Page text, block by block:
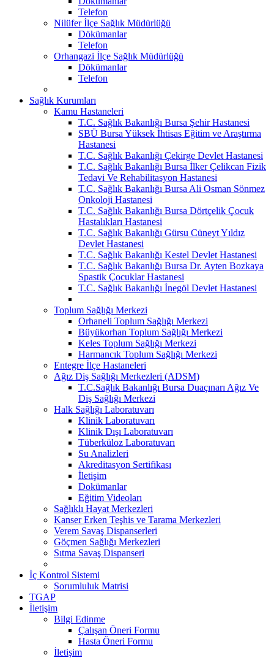
Telefon
Nilüfer İlçe Sağlık Müdürlüğü
Dökümanlar
Telefon
Orhangazi İlçe Sağlık Müdürlüğü
Dökümanlar
Telefon
Sağlık Kurumları
Kamu Hastaneleri
T.C. Sağlık Bakanlığı Bursa Şehir Hastanesi
SBÜ Bursa Yüksek İhtisas Eğitim ve Araştırma
Hastanesi
T.C. Sağlık Bakanlığı Çekirge Devlet Hastanesi
T.C. Sağlık Bakanlığı Bursa İlker Çelikcan Fizik
Tedavi Ve Rehabilitasyon Hastanesi
T.C. Sağlık Bakanlığı Bursa Ali Osman Sönmez
Onkoloji Hastanesi
T.C. Sağlık Bakanlığı Bursa Dörtçelik Çocuk
Hastalıkları Hastanesi
T.C. Sağlık Bakanlığı Gürsu Cüneyt Yıldız
Devlet Hastanesi
T.C. Sağlık Bakanlığı Kestel Devlet Hastanesi
T.C. Sağlık Bakanlığı Bursa Dr. Ayten Bozkaya
Spastik Çocuklar Hastanesi
T.C. Sağlık Bakanlığı İnegöl Devlet Hastanesi
Toplum Sağlığı Merkezi
Orhaneli Toplum Sağlığı Merkezi
Büyükorhan Toplum Sağlığı Merkezi
Keles Toplum Sağlığı Merkezi
Harmancık Toplum Sağlığı Merkezi
Entegre İlçe Hastaneleri
Ağız Diş Sağlığı Merkezleri (ADSM)
T.C.Sağlık Bakanlığı Bursa Duaçınarı Ağız Ve
Diş Sağlığı Merkezi
Halk Sağlığı Laboratuvarı
Klinik Laboratuvarı
Klinik Dışı Laboratuvarı
Tüberküloz Laboratuvarı
Su Analizleri
Akreditasyon Sertifikası
İletişim
Dokümanlar
Eğitim Videoları
Sağlıklı Hayat Merkezleri
Kanser Erken Teşhis ve Tarama Merkezleri
Verem Savaş Dispanserleri
Göçmen Sağlığı Merkezleri
Sıtma Savaş Dispanseri
İç Kontrol Sistemi
Sorumluluk Matrisi
TGAP
İletişim
Bilgi Edinme
Çalışan Öneri Formu
Hasta Öneri Formu
İletişim